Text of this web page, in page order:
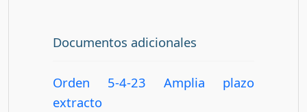
Documentos adicionales
Orden 5-4-23 Amplia plazo
extracto